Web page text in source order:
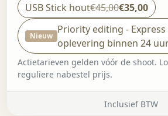
USB Stick hout€45,00€35,00
Nieuw
Priority editing - Express
oplevering binnen 24
Actietarieven gelden vóór de shoot.
reguliere nabestel prijs.
Inclusief BTW